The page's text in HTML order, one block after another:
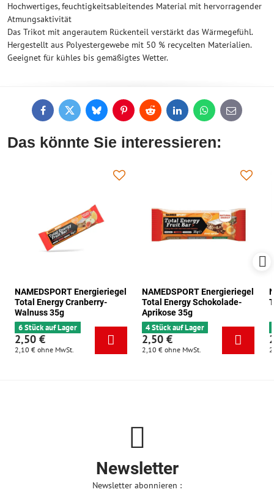
Hochwertiges, feuchtigkeitsableitendes Material mit hervorragender
Atmungsaktivität
Das Trikot mit angerautem Rückenteil verstärkt das Wärmegefühl.
Hergestellt aus Polyestergewebe mit 50 % recycelten Materialien.
Geeignet für kühles bis gemäßigtes Wetter.
FacebookTwitterBlueskyPinterestReddit LinkedInWhatsApp
E-
mail
Das könnte Sie interessieren:
NAMEDSPORT Energieriegel
Total Energy Cranberry-
Walnuss 35g
6 Stück auf Lager
2,50 €
2,10 € ohne MwSt.
NAMEDSPORT Energieriegel
Total Energy Schokolade-
Aprikose 35g
4 Stück auf Lager
2,50 €
2,10 € ohne MwSt.
Newsletter
Newsletter abonnieren :